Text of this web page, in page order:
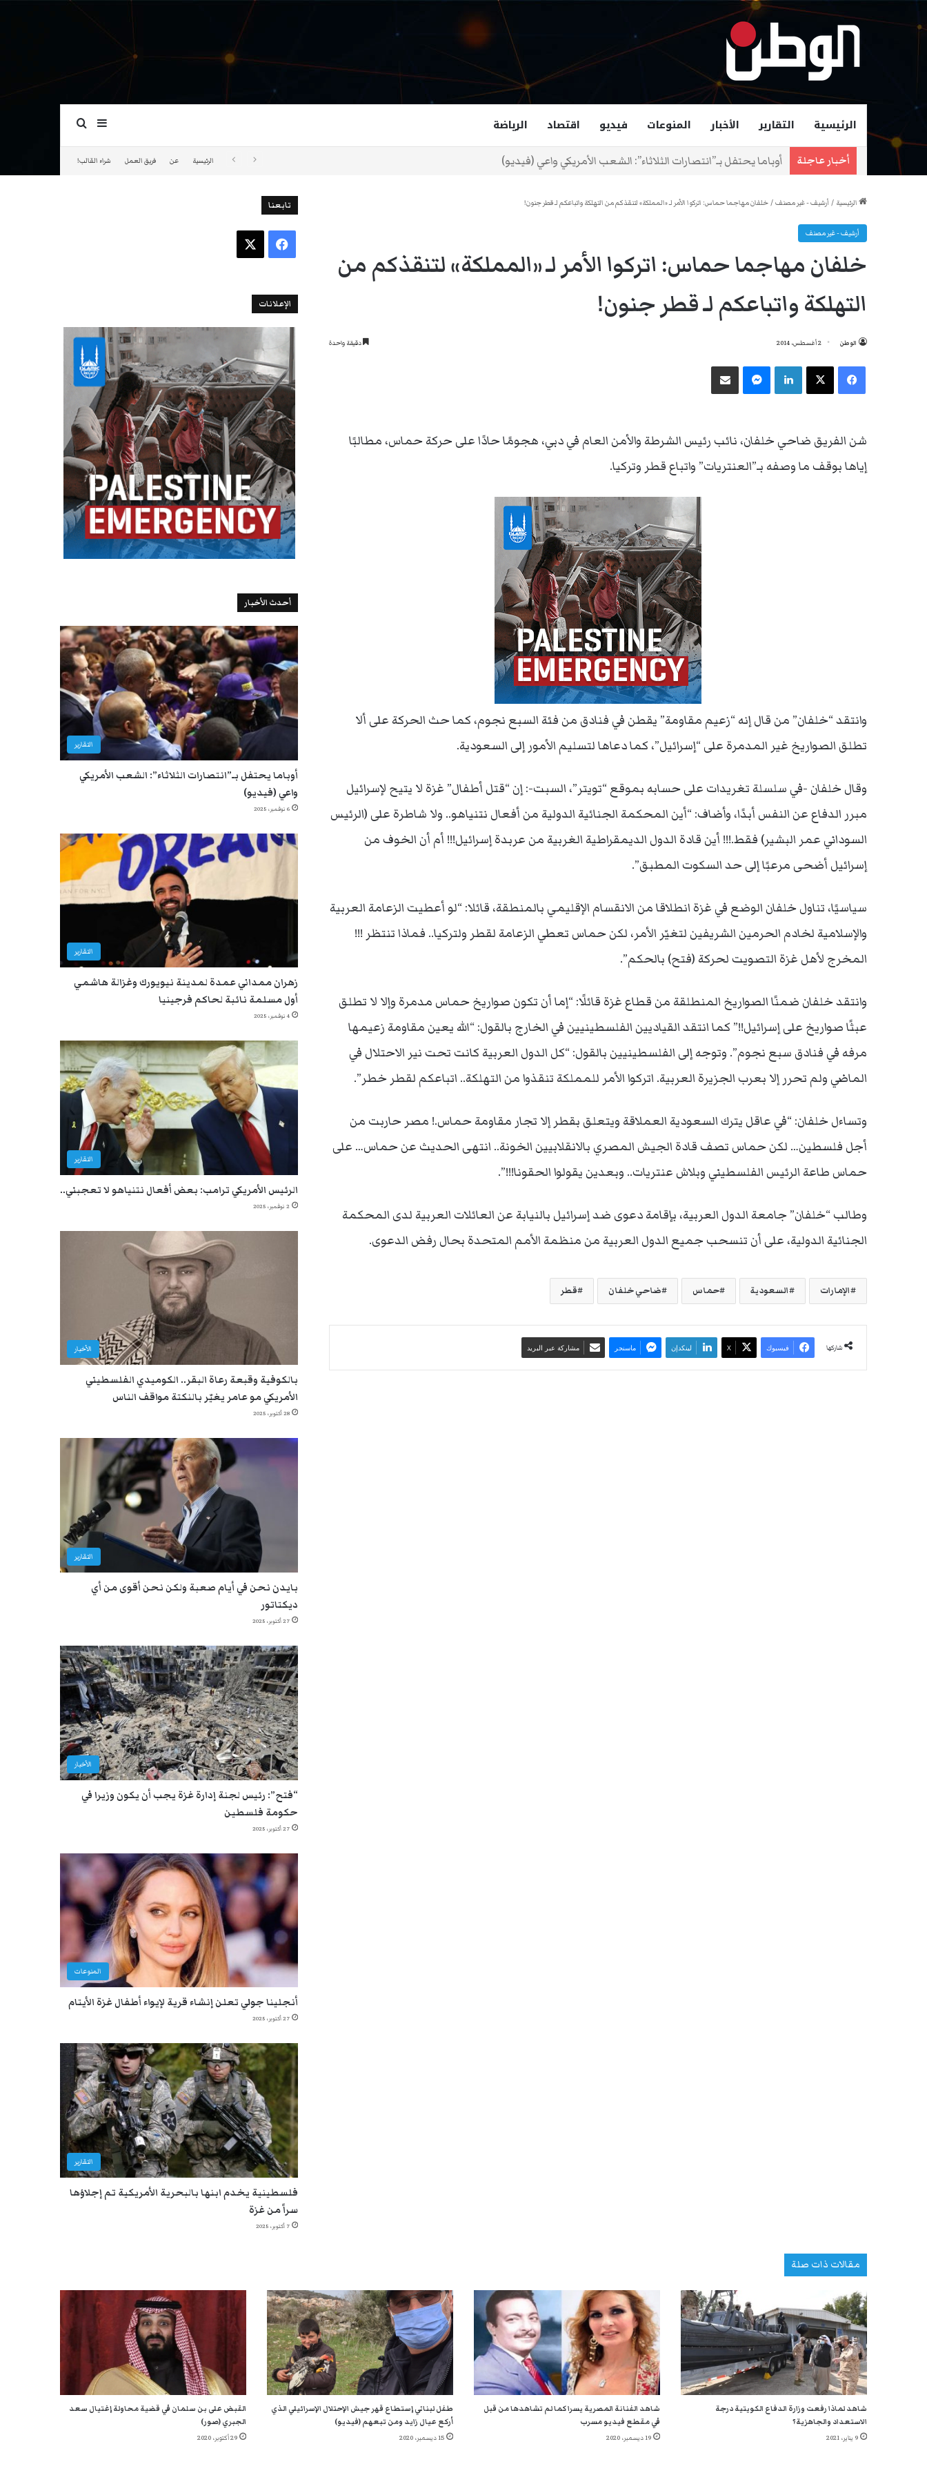
الرئيسية التقارير الأخبار المنوعات فيديو اقتصاد الرياضة إضافة عمود جانبي
بحث عن
أخبار عاجلة زهران ممداني عمدة لمدينة نيويورك وغزالة هاشمي أول مسلمة نائبة لحاكم فرجينيا الرئيسية عن فريق العمل شراء القالب!
الرئيسية / أرشيف - غير مصنف/خلفان مهاجما حماس: اتركوا الأمر لـ «المملكة» لتنقذكم من التهلكة واتباعكم لـ قطر جنون!
أرشيف - غير مصنف
خلفان مهاجما حماس: اتركوا الأمر لـ «المملكة» لتنقذكم من
التهلكة واتباعكم لـ قطر جنون!
الوطن 2 أغسطس، 2014 دقيقة واحدة
فيسبوك ‫X لينكدإن ماسنجر مشاركة عبر البريد
شن الفريق ضاحي خلفان، نائب رئيس الشرطة والأمن العام في دبي، هجومًا حادًا على حركة حماس، مطالبًا
إياها بوقف ما وصفه بـ”العنتريات” واتباع قطر وتركيا.
وانتقد “خلفان” من قال إنه “زعيم مقاومة” يقطن في فنادق من فئة السبع نجوم، كما حث الحركة على ألا
تطلق الصواريخ غير المدمرة على “إسرائيل”، كما دعاها لتسليم الأمور إلى السعودية.
وقال خلفان -في سلسلة تغريدات على حسابه بموقع “تويتر”، السبت-: إن “قتل أطفال” غزة لا يتيح لإسرائيل
مبرر الدفاع عن النفس أبدًا، وأضاف: “أين المحكمة الجنائية الدولية من أفعال نتنياهو.. ولا شاطرة على (الرئيس
السوداني عمر البشير) فقط.!!! أين قادة الدول الديمقراطية الغربية من عربدة إسرائيل!!! أم أن الخوف من
إسرائيل أضحى مرعبًا إلى حد السكوت المطبق”.
سياسيًا، تناول خلفان الوضع في غزة انطلاقا من الانقسام الإقليمي بالمنطقة، قائلا: “لو أعطيت الزعامة العربية
والإسلامية لخادم الحرمين الشريفين لتغيّر الأمر، لكن حماس تعطي الزعامة لقطر ولتركيا.. فماذا تنتظر !!!
المخرج لأهل غزة التصويت لحركة (فتح) بالحكم”.
وانتقد خلفان ضمنًا الصواريخ المنطلقة من قطاع غزة قائلًا: “إما أن تكون صواريخ حماس مدمرة وإلا لا تطلق
عبثًا صواريخ على إسرائيل!!” كما انتقد القياديين الفلسطينيين في الخارج بالقول: “الله يعين مقاومة زعيمها
مرفه في فنادق سبع نجوم”. وتوجه إلى الفلسطينيين بالقول: “كل الدول العربية كانت تحت نير الاحتلال في
الماضي ولم تحرر إلا بعرب الجزيرة العربية. اتركوا الأمر للمملكة تنقذوا من التهلكة.. اتباعكم لقطر خطر”.
وتساءل خلفان: “في عاقل يترك السعودية العملاقة ويتعلق بقطر إلا تجار مقاومة حماس.! مصر حاربت من
أجل فلسطين… لكن حماس تصف قادة الجيش المصري بالانقلابيين الخونة.. انتهى الحديث عن حماس… على
حماس طاعة الرئيس الفلسطيني وبلاش عنتريات.. وبعدين يقولوا الحقونا!!!”.
وطالب “خلفان” جامعة الدول العربية، بإقامة دعوى ضد إسرائيل بالنيابة عن العائلات العربية لدى المحكمة
الجنائية الدولية، على أن تنسحب جميع الدول العربية من منظمة الأمم المتحدة بحال رفض الدعوى.
الإمارات السعودية حماس ضاحي خلفان قطر
شاركها فيسبوك ‫X لينكدإن ماسنجر مشاركة عبر البريد
تابعنا
فيسبوك
الإعلانات
أحدث الأخبار
التقارير
أوباما يحتفل بـ”انتصارات الثلاثاء”: الشعب الأمريكي
واعي (فيديو)
6 نوفمبر، 2025
التقارير
زهران ممداني عمدة لمدينة نيويورك وغزالة هاشمي
أول مسلمة نائبة لحاكم فرجينيا
4 نوفمبر، 2025
التقارير
الرئيس الأمريكي ترامب: بعض أفعال نتنياهو لا تعجبني..
2 نوفمبر، 2025
الأخبار
بالكوفية وقبعة رعاة البقر.. الكوميدي الفلسطيني
الأمريكي مو عامر يغيّر بالنكتة مواقف الناس
28 أكتوبر، 2025
التقارير
بايدن نحن في أيام صعبة ولكن نحن أقوى من أي
ديكتاتور
27 أكتوبر، 2025
الأخبار
“فتح”: رئيس لجنة إدارة غزة يجب أن يكون وزيرا في
حكومة فلسطين
27 أكتوبر، 2025
المنوعات
أنجلينا جولي تعلن إنشاء قرية لإيواء أطفال غزة الأيتام
27 أكتوبر، 2025
التقارير
فلسطينية يخدم ابنها بالبحرية الأمريكية تم إجلاؤها
سراً من غزة
7 أكتوبر، 2025
مقالات ذات صلة
شاهد لماذا رفعت وزارة الدفاع الكويتية درجة
الاستعداد والجاهزية؟
9 يناير، 2021
شاهد الفنانة المصرية يسرا كما لم تشاهدها من قبل
في مقطع فيديو مسرب
19 ديسمبر، 2020
طفل لبناني إستطاع قهر جيش الإحتلال الإسرائيلي الذي
أركع عيال زايد ومن تبعهم (فيديو)
15 ديسمبر، 2020
القبض على بن سلمان في قضية محاولة إغتيال سعد
الجبري (صور)
29 أكتوبر، 2020